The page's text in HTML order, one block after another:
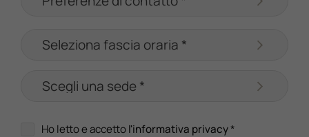
Ho letto e accettol'informativa privacy*